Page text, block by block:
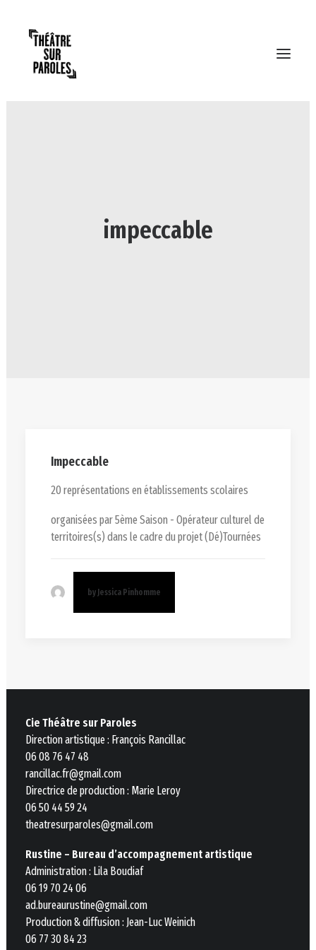
impeccable
Impeccable
20 représentations en établissements scolaires
organisées par 5ème Saison - Opérateur culturel de
territoires(s) dans le cadre du projet (Dé)Tournées
by Jessica Pinhomme
Cie Théâtre sur Paroles
Direction artistique : François Rancillac
06 08 76 47 48
rancillac.fr@gmail.com
Directrice de production : Marie Leroy
06 50 44 59 24
theatresurparoles@gmail.com
Rustine – Bureau d’accompagnement artistique
Administration : Lila Boudiaf
06 19 70 24 06
ad.bureaurustine@gmail.com
Production & diffusion : Jean-Luc Weinich
06 77 30 84 23